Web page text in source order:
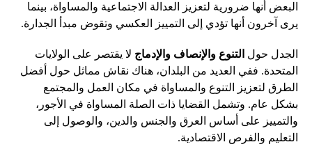
البعض أنها ضرورية لتعزيز العدالة الاجتماعية والمساواة، بينما
يرى آخرون أنها تؤدي إلى التمييز العكسي وتقوض مبدأ الجدارة.
الجدل حول التنوع والإنصاف والإدماج لا يقتصر على الولايات
المتحدة. ففي العديد من البلدان، هناك نقاش مماثل حول أفضل
الطرق لتعزيز التنوع والمساواة في مكان العمل والمجتمع
بشكل عام. وتشمل القضايا ذات الصلة المساواة في الأجور،
والتمييز على أساس العرق والجنس والدين، والوصول إلى
التعليم والفرص الاقتصادية.